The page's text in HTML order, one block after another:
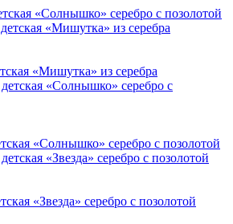
«Солнышко» серебро с позолотой
«Мишутка» из серебра
«Солнышко» серебро с позолотой
«Звезда» серебро с позолотой